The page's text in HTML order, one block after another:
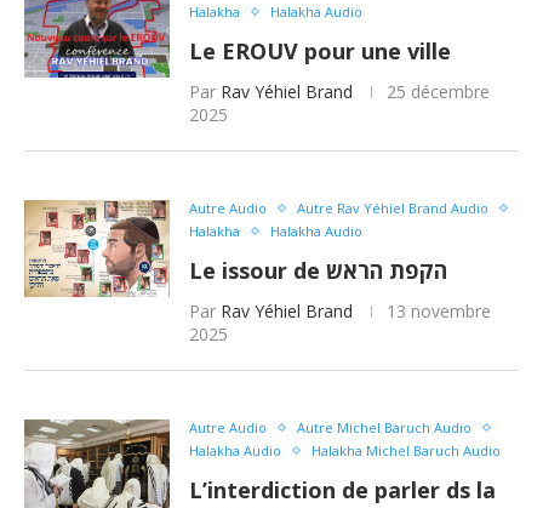
Halakha
Halakha Audio
Le EROUV pour une ville
Par Rav Yéhiel Brand
25 décembre
2025
Autre Audio
Autre Rav Yéhiel Brand Audio
Halakha
Halakha Audio
Le issour de הקפת הראש
Par Rav Yéhiel Brand
13 novembre
2025
Autre Audio
Autre Michel Baruch Audio
Halakha Audio
Halakha Michel Baruch Audio
L’interdiction de parler ds la